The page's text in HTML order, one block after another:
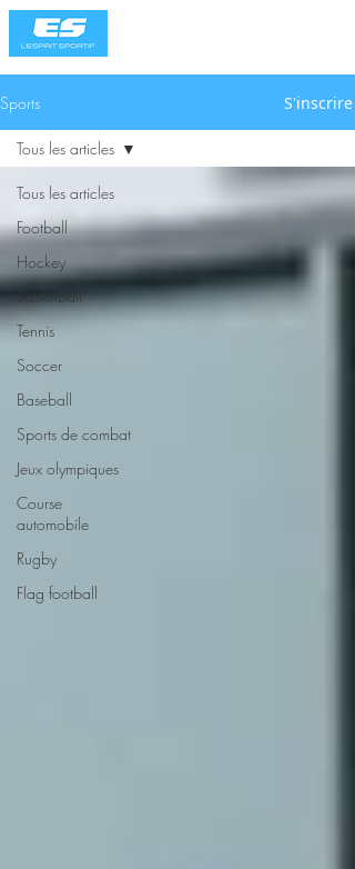
Sports S'inscrire
Tous les articles
Football
Hockey
Basketball
Tennis
Soccer
Baseball
Sports de combat
Jeux olympiques
Course
automobile
Rugby
Flag football
Tous les articles